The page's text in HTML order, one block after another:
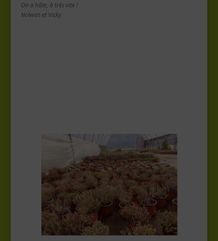
On a hâte, à très vite !
Nolwen et Vicky